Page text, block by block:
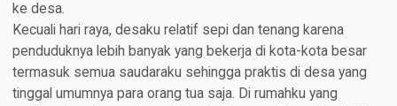
ke desa.
Kecuali hari raya, desaku relatif sepi dan tenang karena
penduduknya lebih banyak yang bekerja di kota-kota besar
termasuk semua saudaraku sehingga praktis di desa yang
tinggal umumnya para orang tua saja. Di rumahku yang